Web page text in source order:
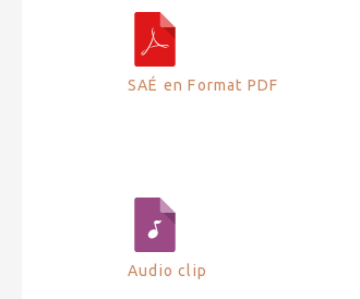
SAÉ en Format PDF
Audio clip